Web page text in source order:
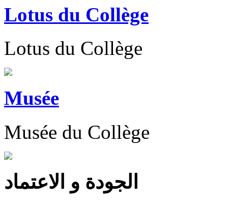
Lotus du Collège
Lotus du Collège
Musée
Musée du Collège
الجودة و الاعتماد